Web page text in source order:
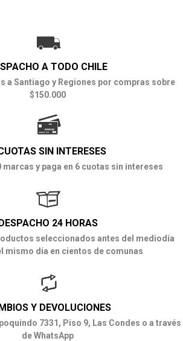
A TODO CHILE
a Santiago y Regiones por compras sobre
$150.000
SIN INTERESES
marcas y paga en 6 cuotas sin intereses
24 HORAS
seleccionados antes del mediodía
mismo día en cientos de comunas
Y DEVOLUCIONES
7331, Piso 9, Las Condes o a través
de WhatsApp